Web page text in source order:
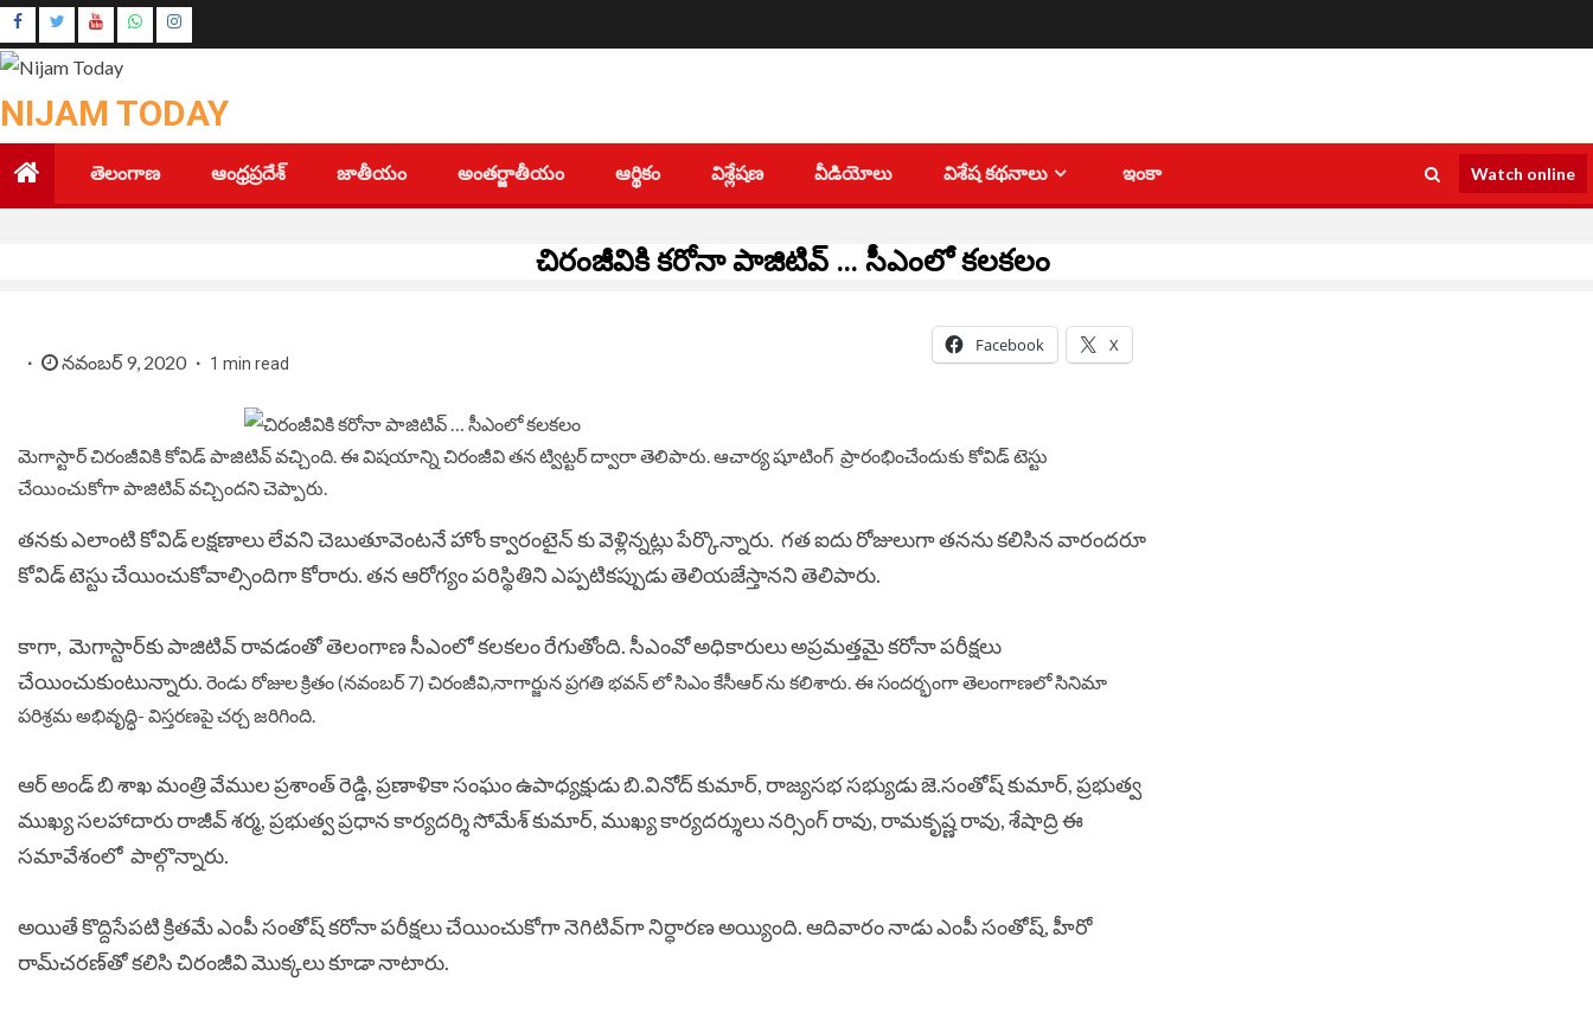
Skip
to
content
Youtube
Instagram
NIJAM TODAY
తెలంగాణ ఆంధ్రప్రదేశ్ జాతీయం అంతర్జాతీయం ఆర్థికం విశ్లేషణ వీడియోలు విశేష కథనాలు ఇంకా Watch online
చిరంజీవికి క‌రోనా పాజిటివ్ … సీఎంలో కలకలం
నవంబర్ 9, 2020 1 min read
Facebook X
మెగాస్టార్ చిరంజీవికి కోవిడ్ పాజిటివ్ వచ్చింది. ఈ విషయాన్ని చిరంజీవి తన ట్విట్టర్ ద్వారా తెలిపారు. ఆచార్య షూటింగ్ ప్రారంభించేందుకు కోవిడ్ టెస్టు
చేయించుకోగా పాజిటివ్ వచ్చిందని చెప్పారు.
తనకు ఎలాంటి కోవిడ్ లక్షణాలు లేవని చెబుతూవెంటనే హోం క్వారంటైన్ కు వెళ్లిన్నట్లు పేర్కొన్నారు. గత ఐదు రోజులుగా తనను కలిసిన వారందరూ
కోవిడ్ టెస్టు చేయించుకోవాల్సిందిగా కోరారు. తన ఆరోగ్యం పరిస్థితిని ఎప్పటికప్పుడు తెలియజేస్తానని తెలిపారు.
కాగా, మెగాస్టార్‌కు పాజిటివ్ రావడంతో తెలంగాణ సీఎంలో కలకలం రేగుతోంది. సీఎంవో అధికారులు అప్రమత్తమై కరోనా పరీక్షలు
చేయించుకుంటున్నారు. రెండు రోజుల క్రితం (నవంబర్ 7) చిరంజీవి,నాగార్జున ప్రగతి భవన్ లో సిఎం కేసీఆర్ ను కలిశారు. ఈ సందర్భంగా తెలంగాణలో సినిమా
పరిశ్రమ అభివృద్ధి- విస్తరణపై చర్చ జరిగింది.
ఆర్ అండ్ బి శాఖ మంత్రి వేముల ప్రశాంత్ రెడ్డి, ప్రణాళికా సంఘం ఉపాధ్యక్షుడు బి.వినోద్ కుమార్, రాజ్యసభ సభ్యుడు జె.సంతోష్ కుమార్, ప్రభుత్వ
ముఖ్య సలహాదారు రాజీవ్ శర్మ, ప్రభుత్వ ప్రధాన కార్యదర్శి సోమేశ్ కుమార్, ముఖ్య కార్యదర్శులు నర్సింగ్ రావు, రామకృష్ణ రావు, శేషాద్రి ఈ
సమావేశంలో పాల్గొన్నారు.
అయితే కొద్దిసేపటి క్రితమే ఎంపీ సంతోష్‌ కరోనా పరీక్షలు చేయించుకోగా నెగిటివ్‌గా నిర్ధారణ అయ్యింది. ఆదివారం నాడు ఎంపీ సంతోష్, హీరో
రామ్‌చరణ్‌తో కలిసి చిరంజీవి మొక్కలు కూడా నాటారు.